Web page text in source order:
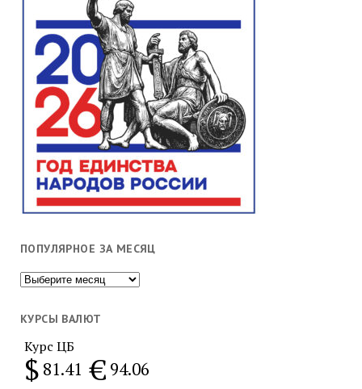
ПОПУЛЯРНОЕ ЗА МЕСЯЦ
Популярное
месяц
КУРСЫ ВАЛЮТ
Курс ЦБ
$ 81.41 € 94.06